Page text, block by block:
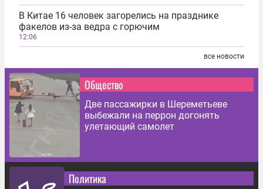
В Китае 16 человек загорелись на празднике
факелов из-за ведра с горючим
12:06
все новости
Общество
Две пассажирки в Шереметьеве
выбежали на перрон догонять
улетающий самолет
Политика